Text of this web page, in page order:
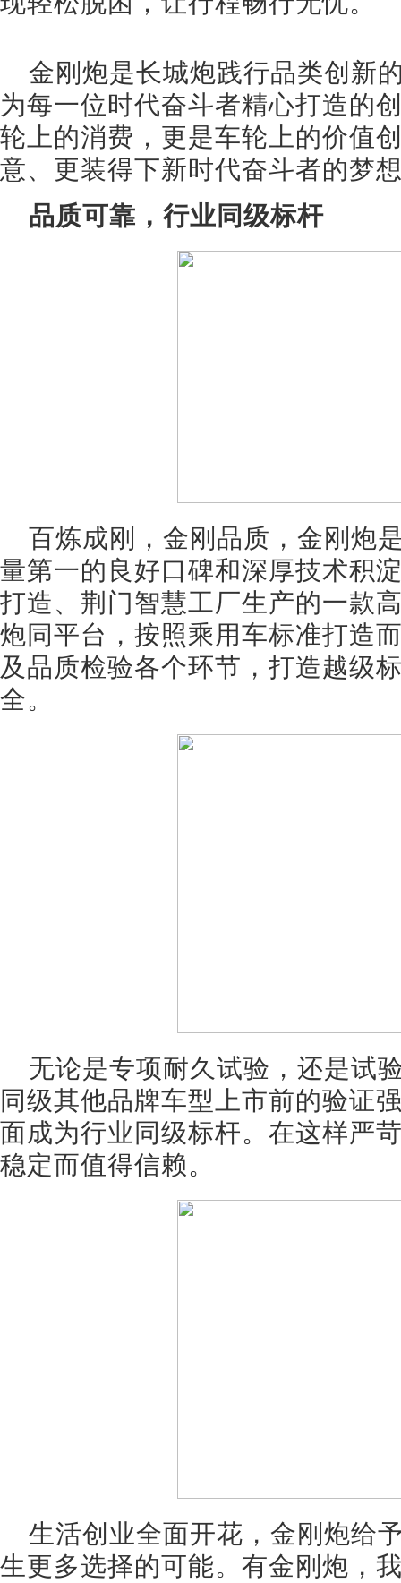
金刚炮是长城炮践行品类创新
为每一位时代奋斗者精心打造的
轮上的消费，更是车轮上的价值
意、更装得下新时代奋斗者的梦
品质可靠，行业同级标杆
百炼成刚，金刚品质，金刚炮
量第一的良好口碑和深厚技术积
打造、荆门智慧工厂生产的一款
炮同平台，按照乘用车标准打造
及品质检验各个环节，打造越级
全。
无论是专项耐久试验，还是试
同级其他品牌车型上市前的验证
面成为行业同级标杆。在这样严
稳定而值得信赖。
生活创业全面开花，金刚炮给
生更多选择的可能。有金刚炮，